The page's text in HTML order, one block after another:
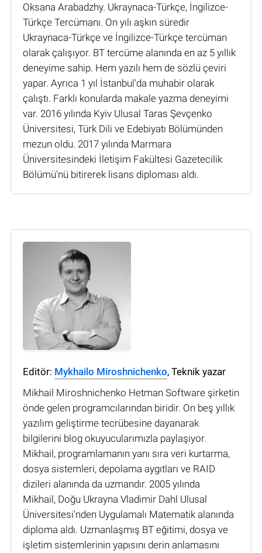
Oksana Arabadzhy. Ukraynaca-Türkçe, İngilizce-
Türkçe Tercümanı. On yılı aşkın süredir
Ukraynaca-Türkçe ve İngilizce-Türkçe tercüman
olarak çalışıyor. BT tercüme alanında en az 5 yıllık
deneyime sahip. Hem yazılı hem de sözlü çeviri
yapar. Ayrıca 1 yıl İstanbul'da muhabir olarak
çalıştı. Farklı konularda makale yazma deneyimi
var. 2016 yılında Kyiv Ulusal Taras Şevçenko
Üniversitesi, Türk Dili ve Edebiyatı Bölümünden
mezun oldu. 2017 yılında Marmara
Üniversitesindeki İletişim Fakültesi Gazetecilik
Bölümü'nü bitirerek lisans diploması aldı.
Editör: Mykhailo Miroshnichenko, Teknik yazar
Mikhail Miroshnichenko Hetman Software şirketin
önde gelen programcılarından biridir. On beş yıllık
yazılım geliştirme tecrübesine dayanarak
bilgilerini blog okuyucularımızla paylaşıyor.
Mikhail, programlamanın yanı sıra veri kurtarma,
dosya sistemleri, depolama aygıtları ve RAID
dizileri alanında da uzmandır. 2005 yılında
Mikhail, Doğu Ukrayna Vladimir Dahl Ulusal
Üniversitesi'nden Uygulamalı Matematik alanında
diploma aldı. Uzmanlaşmış BT eğitimi, dosya ve
işletim sistemlerinin yapısını derin anlamasını